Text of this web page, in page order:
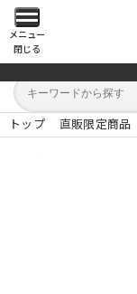
メ
イ
ン
メ
メニュー
閉じる
キ
ワ
ー
トップ 直販限定商品